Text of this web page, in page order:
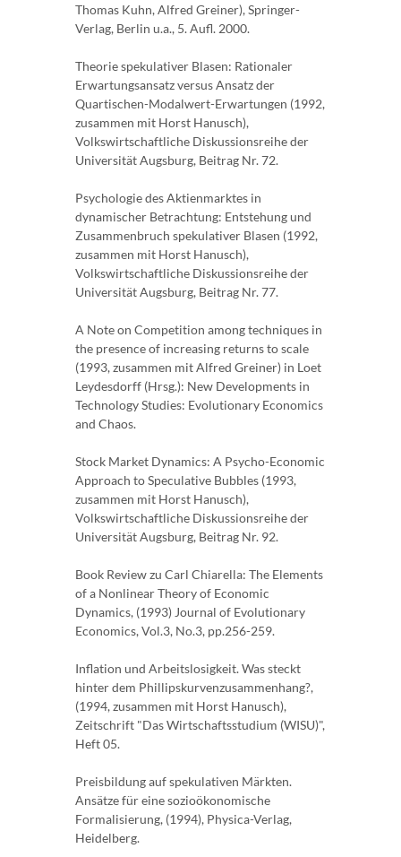
Thomas Kuhn, Alfred Greiner), Springer-
Verlag, Berlin u.a., 5. Aufl. 2000.
Theorie spekulativer Blasen: Rationaler
Erwartungsansatz versus Ansatz der
Quartischen-Modalwert-Erwartungen (1992,
zusammen mit Horst Hanusch),
Volkswirtschaftliche Diskussionsreihe der
Universität Augsburg, Beitrag Nr. 72.
Psychologie des Aktienmarktes in
dynamischer Betrachtung: Entstehung und
Zusammenbruch spekulativer Blasen (1992,
zusammen mit Horst Hanusch),
Volkswirtschaftliche Diskussionsreihe der
Universität Augsburg, Beitrag Nr. 77.
A Note on Competition among techniques in
the presence of increasing returns to scale
(1993, zusammen mit Alfred Greiner) in Loet
Leydesdorff (Hrsg.): New Developments in
Technology Studies: Evolutionary Economics
and Chaos.
Stock Market Dynamics: A Psycho-Economic
Approach to Speculative Bubbles (1993,
zusammen mit Horst Hanusch),
Volkswirtschaftliche Diskussionsreihe der
Universität Augsburg, Beitrag Nr. 92.
Book Review zu Carl Chiarella: The Elements
of a Nonlinear Theory of Economic
Dynamics, (1993) Journal of Evolutionary
Economics, Vol.3, No.3, pp.256-259.
Inflation und Arbeitslosigkeit. Was steckt
hinter dem Phillipskurvenzusammenhang?,
(1994, zusammen mit Horst Hanusch),
Zeitschrift "Das Wirtschaftsstudium (WISU)",
Heft 05.
Preisbildung auf spekulativen Märkten.
Ansätze für eine sozioökonomische
Formalisierung, (1994), Physica-Verlag,
Heidelberg.